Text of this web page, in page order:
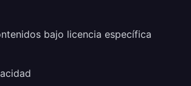
bajo licencia específica